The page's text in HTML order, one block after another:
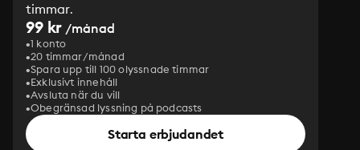
timmar.
99 kr /månad
1 konto
20 timmar/månad
Spara upp till 100 olyssnade timmar
Exklusivt innehåll
Avsluta när du vill
Obegränsad lyssning på podcasts
Starta erbjudandet